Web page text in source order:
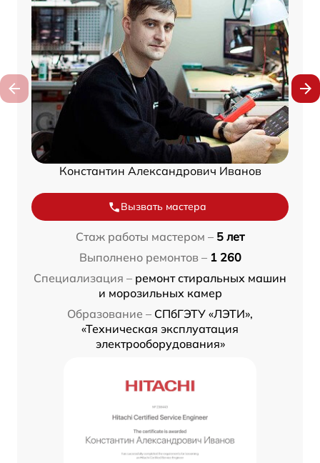
Константин Александрович Иванов
Вызвать мастера
Стаж работы мастером – 5 лет
Выполнено ремонтов – 1 260
Специализация – ремонт стиральных машин
и морозильных камер
Образование – СПбГЭТУ «ЛЭТИ»,
«Техническая эксплуатация
электрооборудования»